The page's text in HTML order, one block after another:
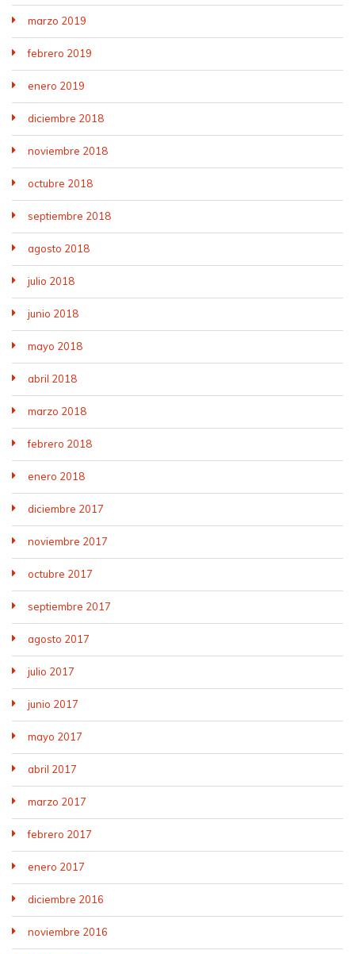
marzo 2019
febrero 2019
enero 2019
diciembre 2018
noviembre 2018
octubre 2018
septiembre 2018
agosto 2018
julio 2018
junio 2018
mayo 2018
abril 2018
marzo 2018
febrero 2018
enero 2018
diciembre 2017
noviembre 2017
octubre 2017
septiembre 2017
agosto 2017
julio 2017
junio 2017
mayo 2017
abril 2017
marzo 2017
febrero 2017
enero 2017
diciembre 2016
noviembre 2016